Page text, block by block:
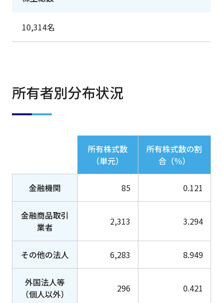
10,314名
所有者別分布状況
所有株式数
（単元）
所有株式数の割
合（％）
金融機関 85 0.121
金融商品取引
業者
2,313 3.294
その他の法人 6,283 8.949
外国法人等
（個人以外）
296 0.421